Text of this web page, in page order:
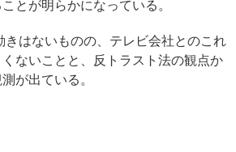
とが明らかになっている。
はないものの、テレビ会社とのこれ
ないことと、反トラスト法の観点か
が出ている。